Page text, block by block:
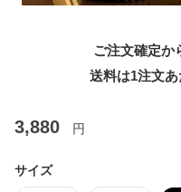
ご注文確定か
送料は1注文あ
3,880 円
サイズ